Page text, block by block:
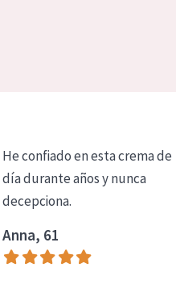
He confiado en esta crema de
día durante años y nunca
decepciona.
Anna, 61